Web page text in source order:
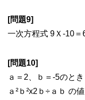
[問題9]
一次方程式 9Ｘ-10＝
[問題10]
ａ＝2、ｂ＝-5のとき
ａ²ｂ²x2ｂ÷ａｂ の